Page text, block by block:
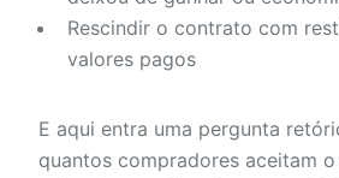
Rescindir o contrato com
valores pagos
E aqui entra uma pergunta
quantos compradores aceitam